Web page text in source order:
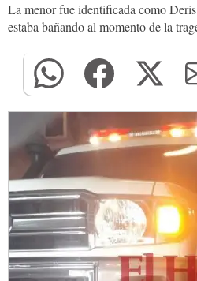
La menor fue identificada como
estaba bañando al momento de la